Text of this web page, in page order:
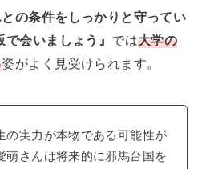
の条件をしっかりと守ってい
で会いましょう』 では大学の
姿がよく見受けられます。
の実力が本物である可能性が
萌さんは将来的に邪馬台国を